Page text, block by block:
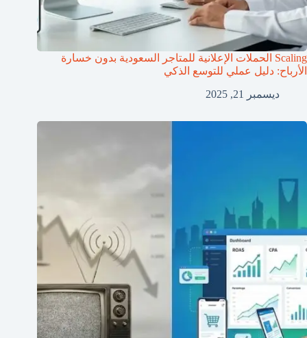
Scaling الحملات الإعلانية للمتاجر السعودية بدون خسارة
الأرباح: دليل عملي للتوسع الذكي
ديسمبر 21, 2025